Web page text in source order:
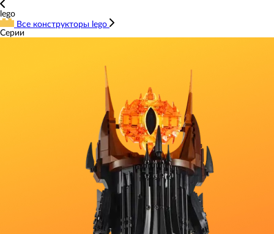
lego
Все конструкторы lego
Серии